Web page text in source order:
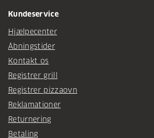
Kundeservice
Hjælpecenter
Åbningstider
Kontakt os
Registrer grill
Registrer pizzaovn
Reklamationer
Returnering
Betaling